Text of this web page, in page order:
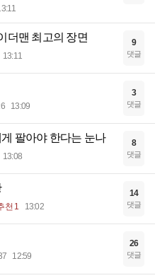
더맨 최고의 장면
13:11
9
댓글
13:09
3
댓글
팔아야 한다는 눈나
13:08
8
댓글
천 1 13:02
14
댓글
12:59
26
댓글